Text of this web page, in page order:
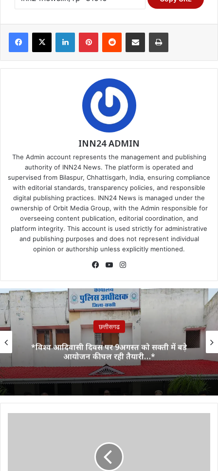
Facebook
X LinkedInPinterestReddit Share via Email Print
INN24 ADMIN
The Admin account represents the management and publishing
authority of INN24 News. The platform is operated and
supervised from Bilaspur, Chhattisgarh, India, ensuring compliance
with editorial standards, transparency policies, and responsible
digital publishing practices. INN24 News is managed under the
ownership of Orbit Media Group, with the Admin responsible for
overseeing content publication, editorial coordination, and
platform integrity. This account is used strictly for administrative
and publishing purposes and does not represent individual
opinion or authorship unless explicitly mentioned.
FacebookYouTube
छत्तीसगढ
*विश्व आदिवासी दिवस पर 9अगस्त को सक्ती में बड़े
आयोजन की चल रही तैयारी…*